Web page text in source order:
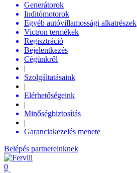
Generátorok
Inditómotorok
Egyéb autóvillamossági alkatrészek
Victron termékek
Regisztráció
Bejelentkezés
Cégünkről
|
Szolgáltatásaink
|
Elérhetőségeink
|
Minőségbiztosítás
|
Garanciakezelés menete
Belépés partnereinknek
0